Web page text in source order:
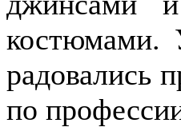
костюмами.
радовались
по